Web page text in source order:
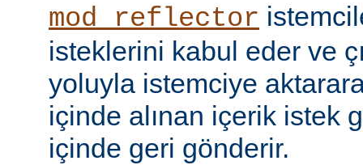
mod_reflector
isteklerini kabul eder ve
yoluyla istemciye
içinde alınan içerik istek
içinde geri gönderir.